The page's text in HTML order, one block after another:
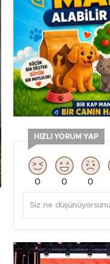
HIZLI YORUM YAP
0 0 0